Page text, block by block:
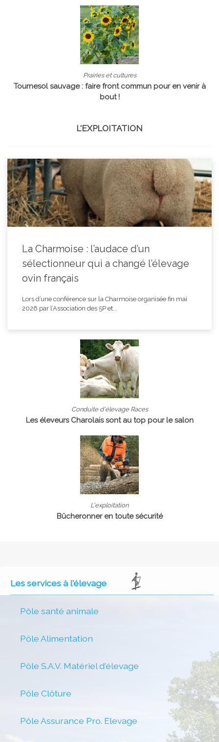
Prairies et cultures
Tournesol sauvage : faire front commun pour en venir à
bout !
L'EXPLOITATION
La Charmoise : l’audace d’un
sélectionneur qui a changé l’élevage
ovin français
Lors d’une conférence sur la Charmoise organisée fin mai
2026 par l’Association des 5P et...
Conduite d'élevage Races
Les éleveurs Charolais sont au top pour le salon
L'exploitation
Bûcheronner en toute sécurité
Les services à l'élevage
Pôle santé animale
Pôle Alimentation
Pôle S.A.V. Matériel d'élevage
Pôle Clôture
Pôle Assurance Pro. Elevage